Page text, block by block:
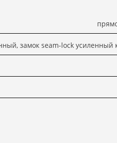
замок seam-lock усиленный